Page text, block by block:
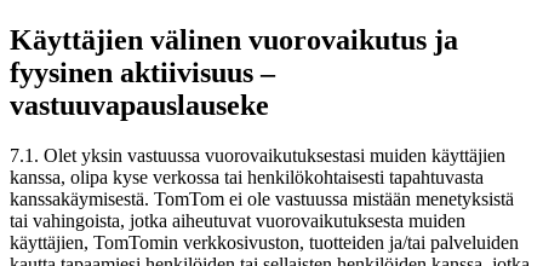
Käyttäjien välinen vuorovaikutus ja
fyysinen aktiivisuus –
vastuuvapauslauseke
7.1. Olet yksin vastuussa vuorovaikutuksestasi muiden käyttäjien
kanssa, olipa kyse verkossa tai henkilökohtaisesti tapahtuvasta
kanssakäymisestä. TomTom ei ole vastuussa mistään menetyksistä
tai vahingoista, jotka aiheutuvat vuorovaikutuksesta muiden
käyttäjien, TomTomin verkkosivuston, tuotteiden ja/tai palveluiden